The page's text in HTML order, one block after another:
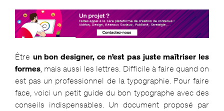
Être un bon designer, ce n’est pas juste maîtriser les
formes, mais aussi les lettres. Difficile à faire quand on
est pas un professionnel de la typographie. Pour faire
face, voici un petit guide du bon typographe avec des
conseils indispensables. Un document proposé par